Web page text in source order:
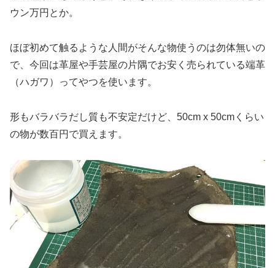
ウン万円とか。
ほぼ初めて触るような人間がそんな物使うのは勿体無いの
で、今回は革屋や手芸屋の片隅でお安く売られている端革
（ハガワ）ってやつを使います。
形もバラバラだし質も不安定だけど、50cm x 50cmくらい
の物が数百円で買えます。